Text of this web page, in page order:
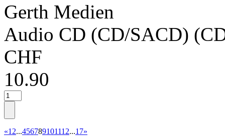
Gerth Medien
Audio CD (CD/SACD)
CHF
10.90
«1 2...456789101112...17»